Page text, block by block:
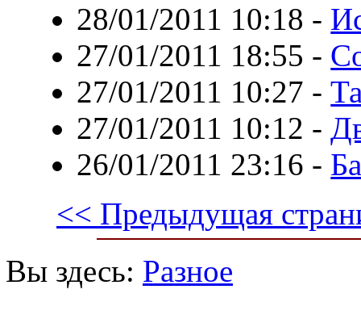
28/01/2011 10:18 -
27/01/2011 18:55 -
27/01/2011 10:27 -
27/01/2011 10:12 -
26/01/2011 23:16 -
<< Предыдущая
Вы здесь: Разное